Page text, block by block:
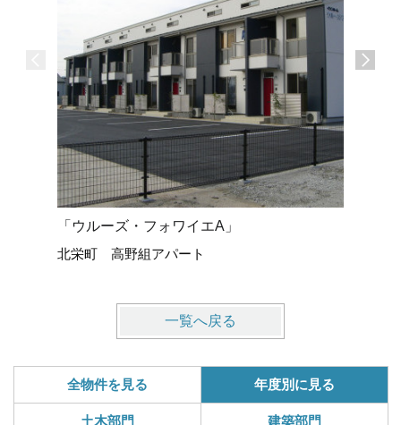
「ウルーズ・フォワイエA」
北栄町 高野組アパート
一覧へ戻る
全物件を見る 年度別に見る
土木部門 建築部門